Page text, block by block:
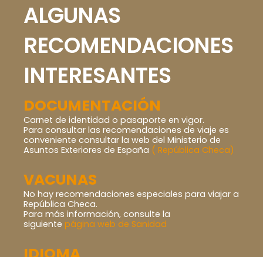
ALGUNAS
RECOMENDACIONES
INTERESANTES
DOCUMENTACIÓN
Carnet de identidad o pasaporte en vigor.
Para consultar las recomendaciones de viaje es
conveniente consultar la web del Ministerio de
Asuntos Exteriores de España ( República Checa)
VACUNAS
No hay recomendaciones especiales para viajar a
República Checa.
Para más información, consulte la
siguiente página web de Sanidad